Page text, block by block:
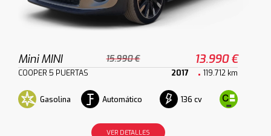
Mini MINI 15.990 € 13.990 €
COOPER 5 PUERTAS 2017 119.712 km
Gasolina Automático 136 cv
VER DETALLES